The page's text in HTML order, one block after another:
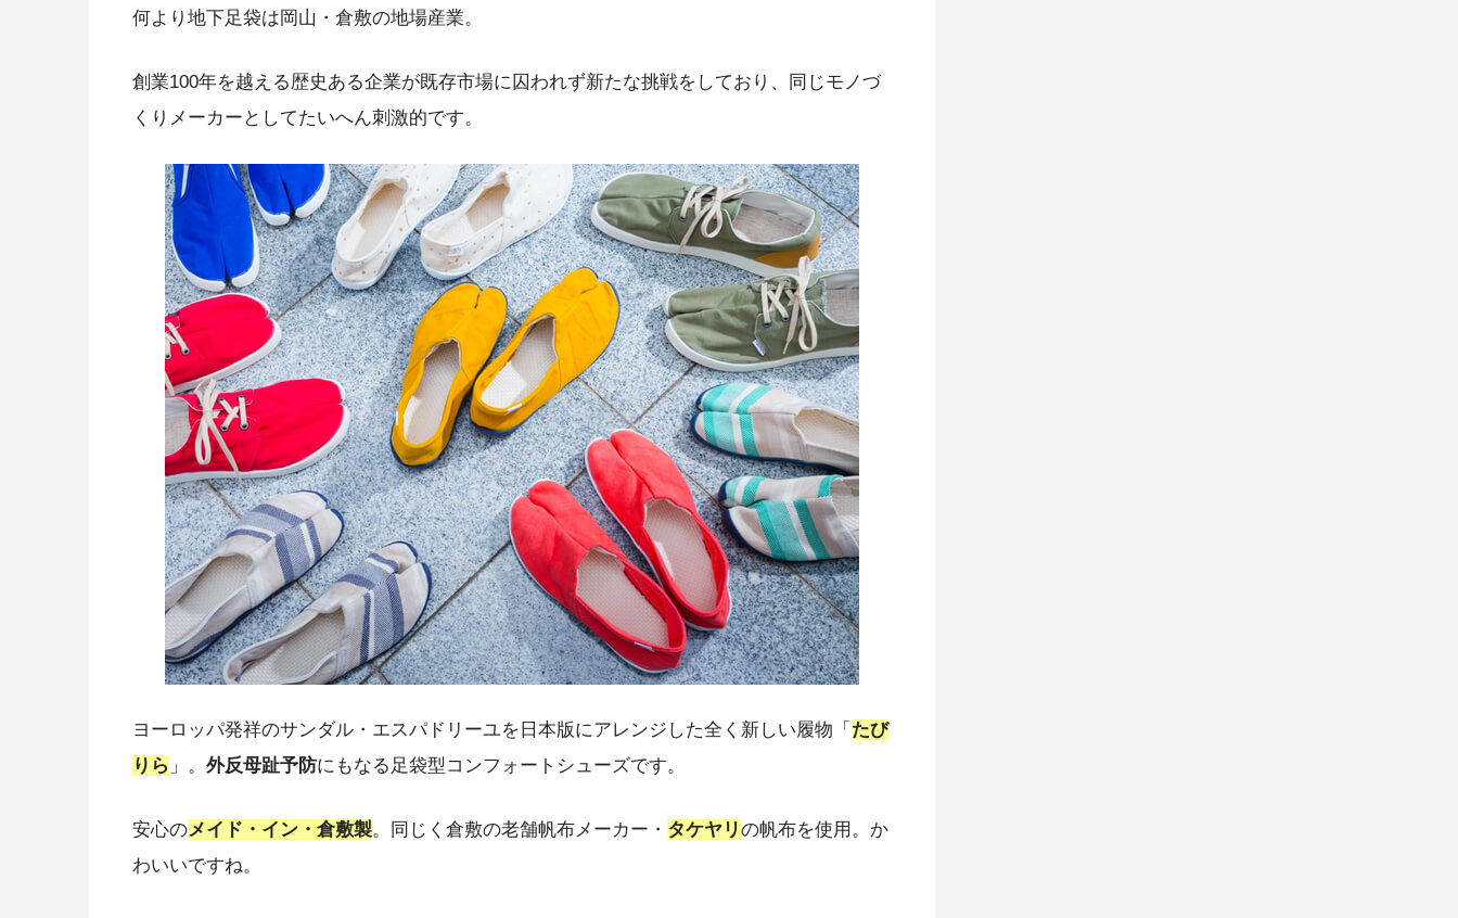
何より地下足袋は岡山・倉敷の地場産業。
創業100年を越える歴史ある企業が既存市場に囚われず新たな挑戦をしており、同じモノづ
くりメーカーとしてたいへん刺激的です。
ヨーロッパ発祥のサンダル・エスパドリーユを日本版にアレンジした全く新しい履物「 たび
りら 」。 外反母趾予防にもなる足袋型コンフォートシューズです。
安心のメイド・イン・倉敷製。同じく倉敷の老舗帆布メーカー・ タケヤリの帆布を使用。か
わいいですね。